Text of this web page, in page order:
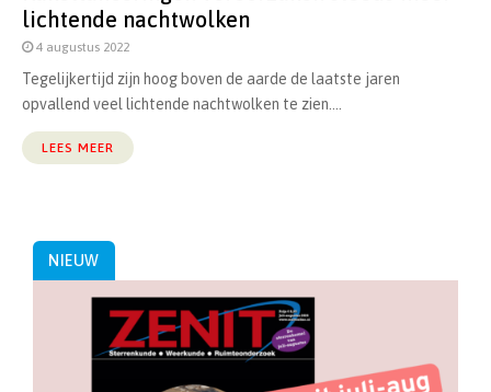
lichtende nachtwolken
4 augustus 2022
Tegelijkertijd zijn hoog boven de aarde de laatste jaren
opvallend veel lichtende nachtwolken te zien....
LEES MEER
NIEUW